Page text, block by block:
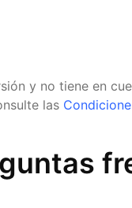
y no tiene en
las